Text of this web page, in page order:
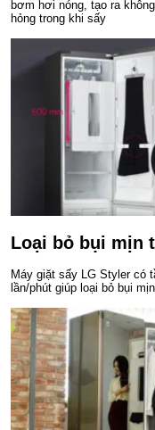
bơm hơi nóng, tạo ra
hỏng trong khi sấy
Loại bỏ bụi mịn
Máy giặt sấy LG Styler có
lần/phút giúp loại bỏ bụi